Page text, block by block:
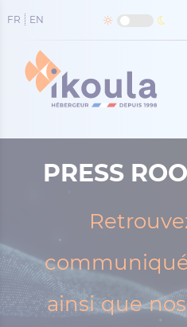
FR EN
PRESS
ainsi que